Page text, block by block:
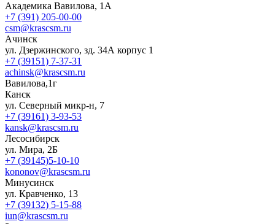
Академика Вавилова, 1А
+7 (391) 205-00-00
csm@krascsm.ru
Ачинск
ул. Дзержинского, зд. 34А корпус 1
+7 (39151) 7-37-31
achinsk@krascsm.ru
Вавилова,1г
Канск
ул. Северный микр-н, 7
+7 (39161) 3-93-53
kansk@krascsm.ru
Лесосибирск
ул. Мира, 2Б
+7 (39145)5-10-10
kononov@krascsm.ru
Минусинск
ул. Кравченко, 13
+7 (39132) 5-15-88
iun@krascsm.ru